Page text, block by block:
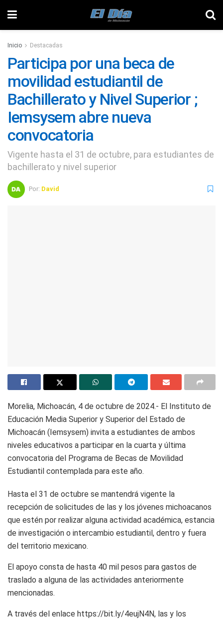
Inicio Destacadas
Participa por una beca de
movilidad estudiantil de
Bachillerato y Nivel Superior ;
Iemsysem abre nueva
convocatoria
Vigente hasta el 31 de octubre, para estudiantes de
bachillerato y nivel superior
Por: David
Morelia, Michoacán, 4 de octubre de 2024.- El Instituto de
Educación Media Superior y Superior del Estado de
Michoacán (Iemsysem) invita a estudiantes de ambos
niveles educativos a participar en la cuarta y última
convocatoria del Programa de Becas de Movilidad
Estudiantil contemplada para este año.
Hasta el 31 de octubre se mantendrá vigente la
recepción de solicitudes de las y los jóvenes michoacanos
que estén por realizar alguna actividad académica, estancia
de investigación o intercambio estudiantil, dentro y fuera
del territorio mexicano.
El apoyo consta de hasta 40 mil pesos para gastos de
traslado a alguna de las actividades anteriormente
mencionadas.
A través del enlace https://bit.ly/4eujN4N, las y los